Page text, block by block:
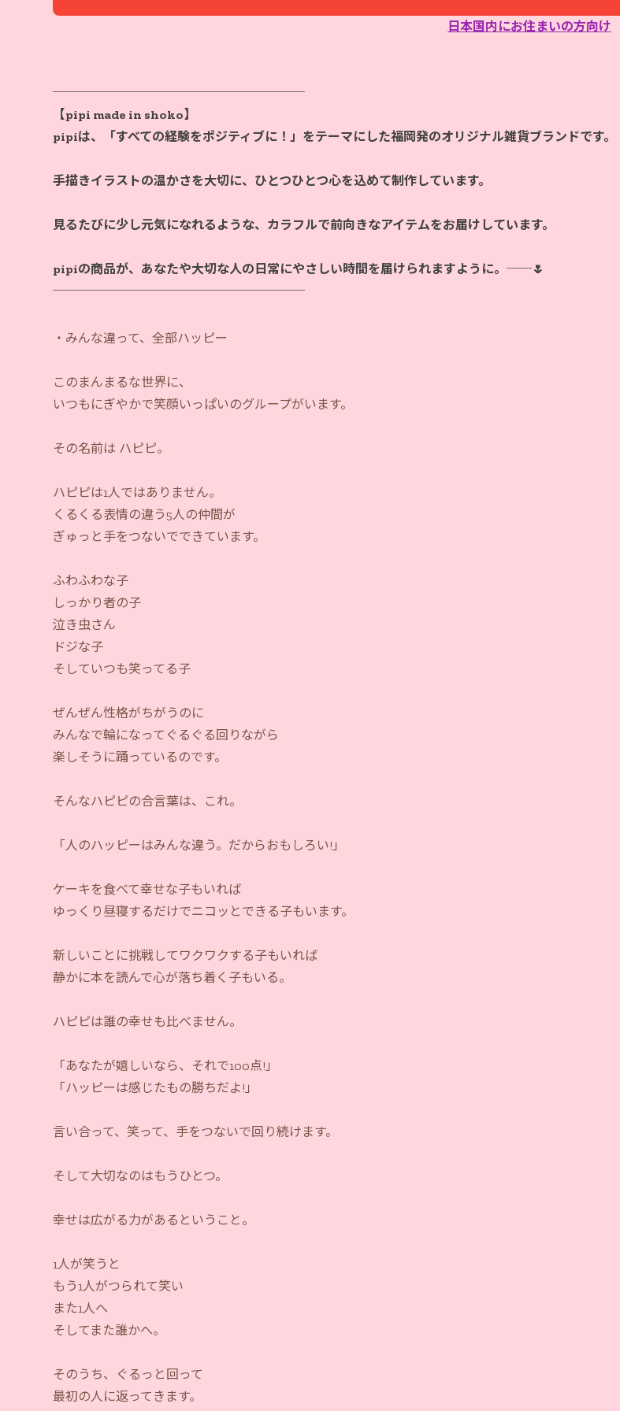
日本国内にお住まいの方向け
────────────────────
【pipi made in shoko】
pipiは、「すべての経験をポジティブに！」をテーマにした福岡発のオリジナル雑貨ブランドです。
手描きイラストの温かさを大切に、ひとつひとつ心を込めて制作しています。
見るたびに少し元気になれるような、カラフルで前向きなアイテムをお届けしています。
pipiの商品が、あなたや大切な人の日常にやさしい時間を届けられますように。──🌷
・みんな違って、全部ハッピー
このまんまるな世界に、
いつもにぎやかで笑顔いっぱいのグループがいます。
その名前は ハピピ。
ハピピは1人ではありません。
くるくる表情の違う5人の仲間が
ぎゅっと手をつないでできています。
ふわふわな子
しっかり者の子
泣き虫さん
ドジな子
そしていつも笑ってる子
ぜんぜん性格がちがうのに
みんなで輪になってぐるぐる回りながら
楽しそうに踊っているのです。
そんなハピピの合言葉は、これ。
「人のハッピーはみんな違う。だからおもしろい!」
ケーキを食べて幸せな子もいれば
ゆっくり昼寝するだけでニコッとできる子もいます。
新しいことに挑戦してワクワクする子もいれば
静かに本を読んで心が落ち着く子もいる。
ハピピは誰の幸せも比べません。
「あなたが嬉しいなら、それで100点!」
「ハッピーは感じたもの勝ちだよ!」
言い合って、笑って、手をつないで回り続けます。
そして大切なのはもうひとつ。
幸せは広がる力があるということ。
1人が笑うと
もう1人がつられて笑い
また1人へ
そしてまた誰かへ。
そのうち、ぐるっと回って
最初の人に返ってきます。